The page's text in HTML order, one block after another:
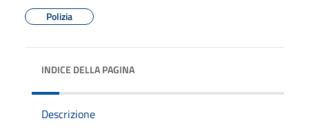
Polizia
INDICE DELLA PAGINA
Descrizione